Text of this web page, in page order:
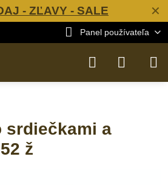
✕
- ZĽAVY - SALE
Panel používateľa
srdiečkami a
ž